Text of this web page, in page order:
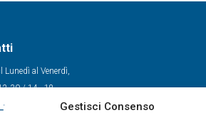
Gestisci Consenso
Lunedì al Venerdì,
/ 14 - 18
909701